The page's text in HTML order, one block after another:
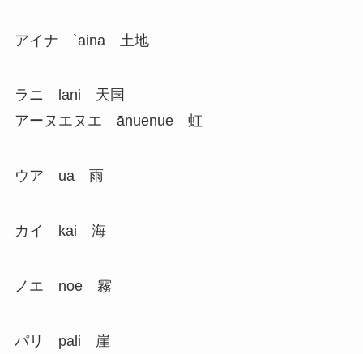
アイナ `aina 土地
ラニ lani 天国
アーヌエヌエ ānuenue 虹
ウア ua 雨
カイ kai 海
ノエ noe 霧
パリ pali 崖